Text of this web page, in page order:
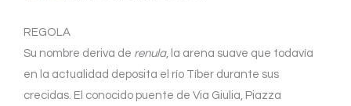
REGOLA
Su nombre deriva de renula, la arena suave que todavía
en la actualidad deposita el río Tíber durante sus
crecidas. El conocido puente de Via Giulia, Piazza